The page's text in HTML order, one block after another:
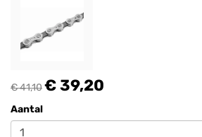
€ 41,10€ 39,20
Aantal